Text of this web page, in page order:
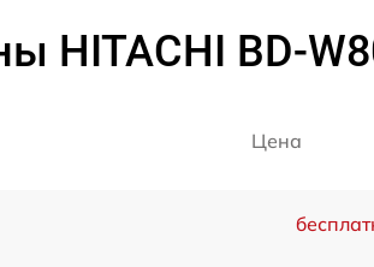
HITACHI BD-
Цена